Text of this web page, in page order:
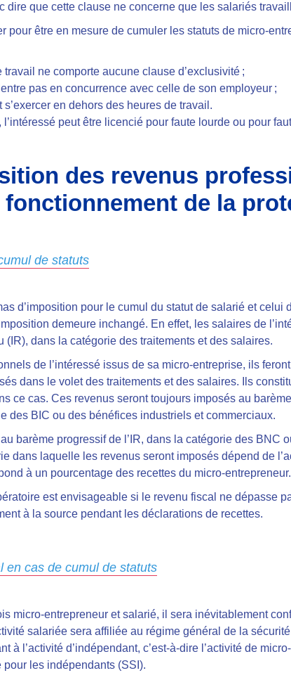
dire que cette clause ne concerne que les salariés
pour être en mesure de cumuler les statuts de micro-
ne comporte aucune clause d’exclusivité ;
pas en concurrence avec celle de son employeur ;
en dehors des heures de travail.
peut être licencié pour faute lourde ou pour
des revenus
de la
de statuts
d’imposition pour le cumul du statut de salarié et celui
demeure inchangé. En effet, les salaires de
(IR), dans la catégorie des traitements et des salaires.
de l’intéressé issus de sa micro-entreprise, ils feront
dans le volet des traitements et des salaires. Ils
ce cas. Ces revenus seront toujours imposés au
des BIC ou des bénéfices industriels et commerciaux.
barème progressif de l’IR, dans la catégorie des BNC
dans laquelle les revenus seront imposés dépend de
à un pourcentage des recettes du micro-entrepreneur.
est envisageable si le revenu fiscal ne dépasse
à la source pendant les déclarations de recettes.
en cas de cumul de statuts
micro-entrepreneur et salarié, il sera inévitablement
salariée sera affiliée au régime général de la
à l’activité d’indépendant, c’est-à-dire l’activité de
les indépendants (SSI).